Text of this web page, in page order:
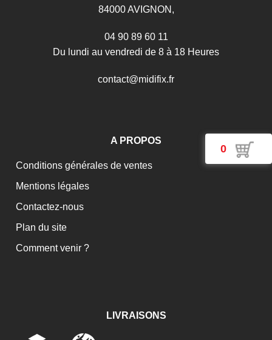
0
84000 AVIGNON,
04 90 89 60 11
Du lundi au vendredi de 8 à 18 Heures
contact@midifix.fr
A PROPOS
Conditions générales de ventes
Mentions légales
Contactez-nous
Plan du site
Comment venir ?
LIVRAISONS